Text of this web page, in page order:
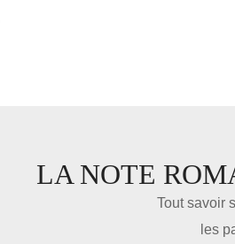
LA NOTE
Tout savoir
les
IDÉE